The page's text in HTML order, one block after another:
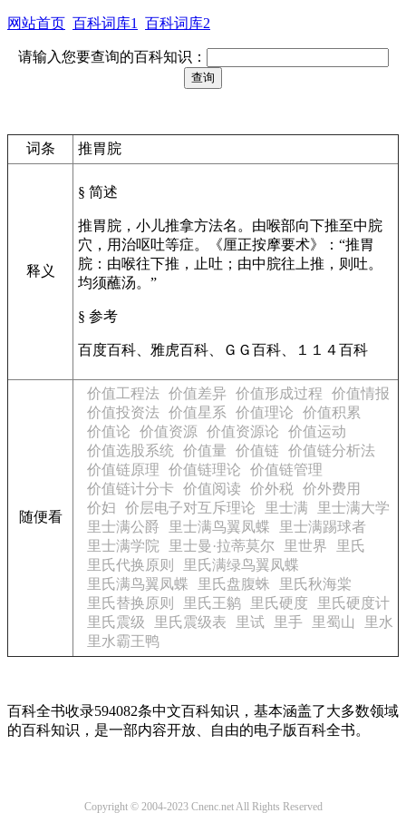
网站首页 百科词库1 百科词库2
请输入您要查询的百科知识：
词条 推胃脘
释义
§ 简述
推胃脘，小儿推拿方法名。由喉部向下推至中脘
穴，用治呕吐等症。《厘正按摩要术》：“推胃
脘：由喉往下推，止吐；由中脘往上推，则吐。
均须蘸汤。”
§ 参考
百度百科、雅虎百科、ＧＧ百科、１１４百科
随便看
价值工程法 价值差异 价值形成过程
价值情报
价值投资法 价值星系 价值理论
价值积累
价值论
价值资源 价值资源论
价值运动
价值选股系统
价值量 价值链
价值链分析法
价值链原理
价值链理论
价值链管理
价值链计分卡
价值阅读 价外税
价外费用
价妇
价层电子对互斥理论 里士满
里士满大学
里士满公爵
里士满鸟翼凤蝶
里士满踢球者
里士满学院
里士曼·拉蒂莫尔 里世界
里氏
里氏代换原则
里氏满绿鸟翼凤蝶
里氏满鸟翼凤蝶
里氏盘腹蛛
里氏秋海棠
里氏替换原则
里氏王鹟 里氏硬度
里氏硬度计
里氏震级
里氏震级表 里试 里手 里蜀山
里水
里水霸王鸭
百科全书收录594082条中文百科知识，基本涵盖了大多数领域
的百科知识，是一部内容开放、自由的电子版百科全书。
Copyright © 2004-2023 Cnenc.net All Rights Reserved